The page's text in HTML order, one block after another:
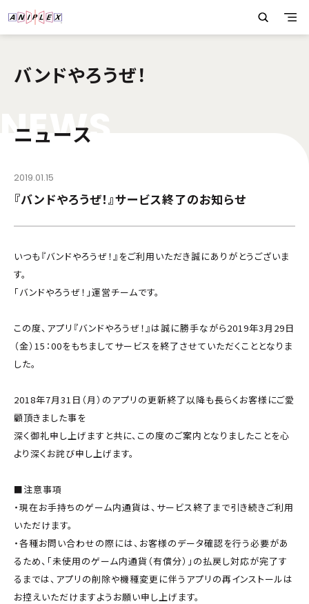
バンドやろうぜ！
NEWS
ニュース
2019.01.15
『バンドやろうぜ！』サービス終了のお知らせ
いつも『バンドやろうぜ！』をご利用いただき誠にありがとうございま
す。
「バンドやろうぜ！」運営チームです。
この度、アプリ『バンドやろうぜ！』は誠に勝手ながら2019年3月29日
（金）15：00をもちましてサービスを終了させていただくこととなりま
した。
2018年7月31日（月）のアプリの更新終了以降も長らくお客様にご愛
顧頂きました事を
深く御礼申し上げますと共に、この度のご案内となりましたことを心
より深くお詫び申し上げます。
■注意事項
・現在お手持ちのゲーム内通貨は、サービス終了まで引き続きご利用
いただけます。
・各種お問い合わせの際には、お客様のデータ確認を行う必要があ
るため、「未使用のゲーム内通貨（有償分）」の払戻し対応が完了す
るまでは、アプリの削除や機種変更に伴うアプリの再インストールは
お控えいただけますようお願い申し上げます。